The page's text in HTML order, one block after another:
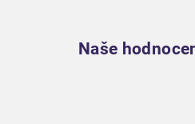
Naše